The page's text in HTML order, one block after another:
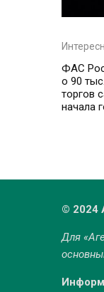
ФАС
о 90
торгов
начала
© 2024
Для